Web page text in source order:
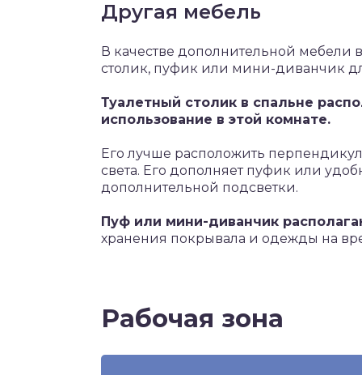
Другая мебель
В качестве дополнительной мебели
столик, пуфик или мини-диванчик
Туалетный столик в спальне
использование в этой комнате.
Его лучше расположить
света. Его дополняет пуфик или
дополнительной подсветки.
Пуф или мини-диванчик
хранения покрывала и одежды на
Рабочая зона